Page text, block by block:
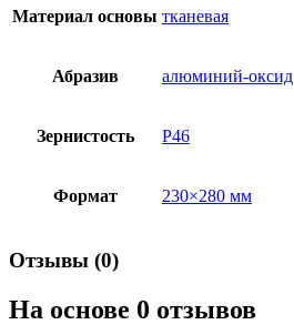
Материал основы тканевая
Абразив алюминий-оксид
Зернистость Р46
Формат 230×280 мм
Отзывы (0)
На основе 0 отзывов